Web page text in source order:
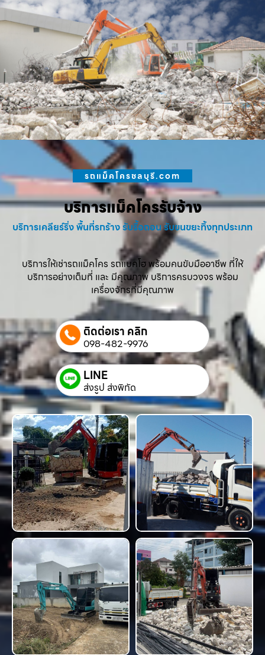
รถแม็คโครชลบุรี.com
บริการแม็คโครรับจ้าง
บริการเคลียร์ริ่ง พื้นที่รกร้าง รับรื้อถอน รับขนขยะทิ้งทุกประเภท
บริการให้เช่ารถแม็คโคร รถแบคโฮ พร้อมคนขับมืออาชีพ ที่ให้
บริการอย่างเต็มที่ และ มีคุณภาพ บริการครบวงจร พร้อม
เครื่องจักรที่มีคุณภาพ
ติดต่อเรา คลิก
098-482-9976
LINE
ส่งรูป ส่งพิกัด